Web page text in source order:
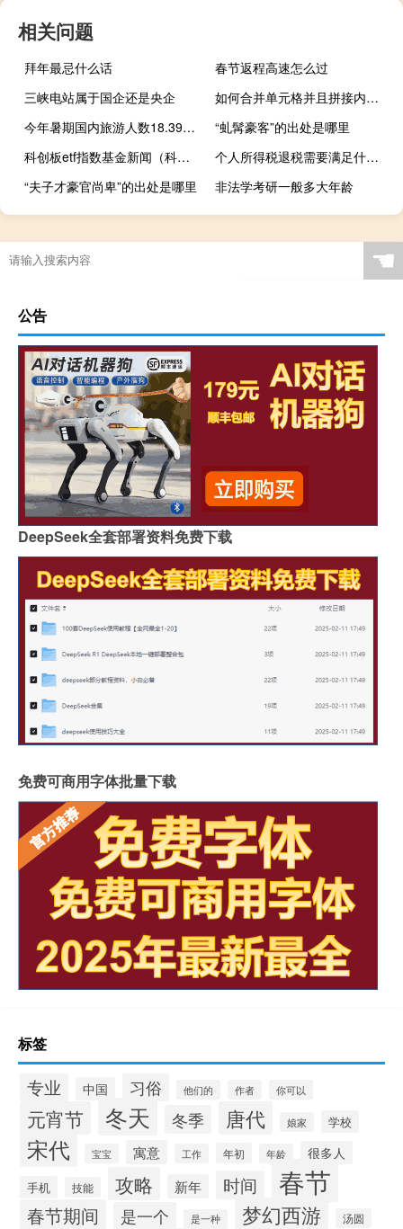
相关问题
拜年最忌什么话
春节返程高速怎么过
三峡电站属于国企还是央企
如何合并单元格并且拼接内容（如何合并单元格）
今年暑期国内旅游人数18.39亿人次实现收入1.21万亿元
“虬髯豪客”的出处是哪里
科创板etf指数基金新闻（科创板etf指数基金）
个人所得税退税需要满足什么条件
“夫子才豪官尚卑”的出处是哪里
非法学考研一般多大年龄
☚
公告
DeepSeek全套部署资料免费下载
免费可商用字体批量下载
标签
专业 中国 习俗 他们的 作者 你可以
元宵节 冬天 冬季 唐代 娘家 学校
宋代 宝宝 寓意 工作 年初 年龄 很多人
手机 技能 攻略 新年 时间 春节
春节期间 是一个 是一种 梦幻西游 汤圆